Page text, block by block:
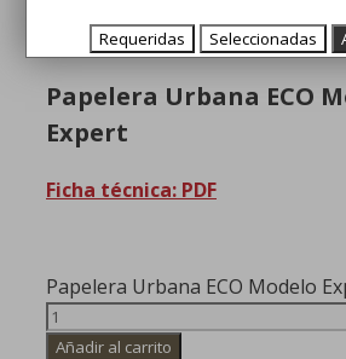
precio actual es: 529,99€.
Papelera Urbana ECO
Expert
Ficha técnica: PDF
Papelera Urbana ECO Modelo
Añadir al carrito
Requeridas Seleccionadas